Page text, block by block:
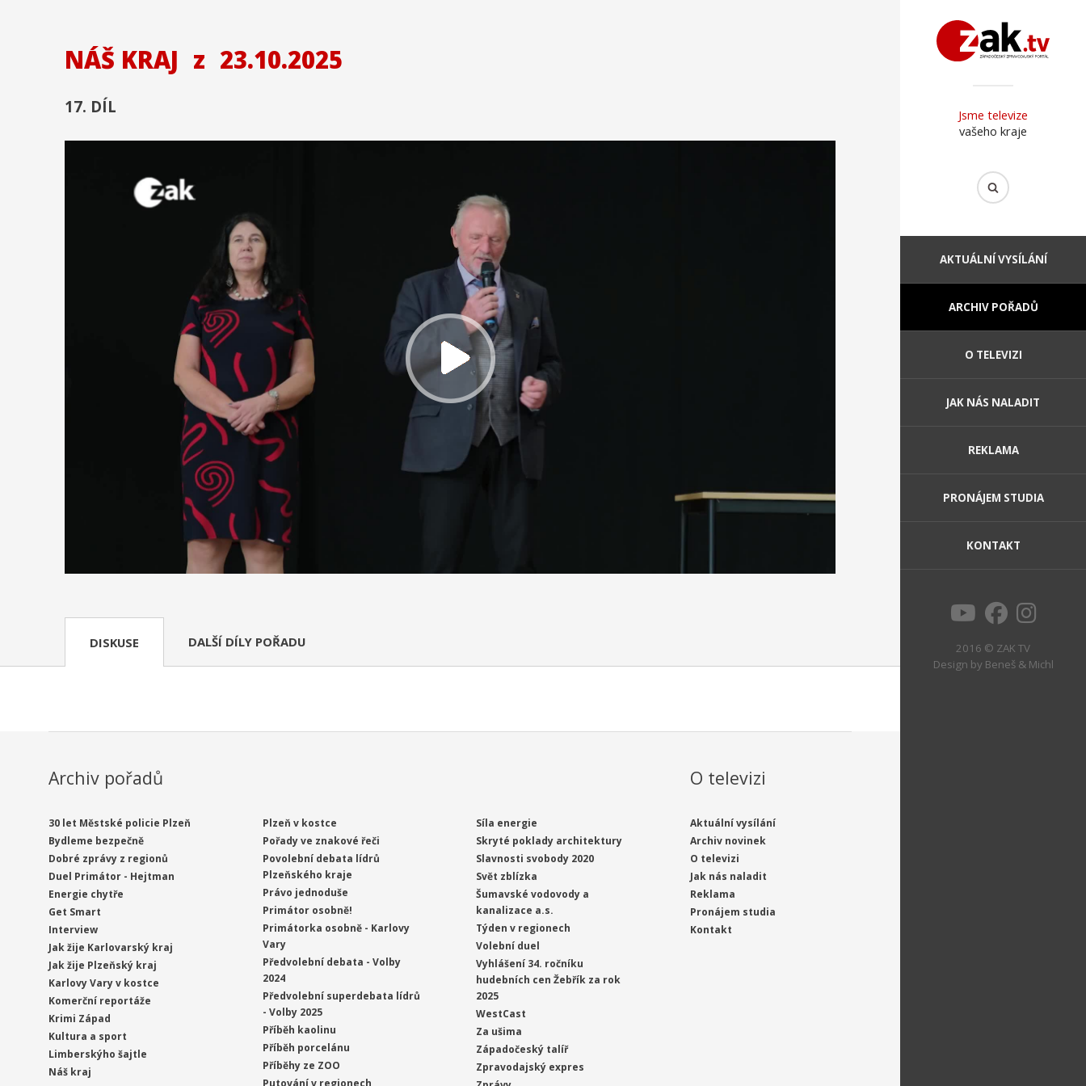
Jsme televize
vašeho kraje
AKTUÁLNÍ VYSÍLÁNÍ
ARCHIV POŘADŮ
O TELEVIZI
JAK NÁS NALADIT
REKLAMA
PRONÁJEM STUDIA
KONTAKT
2016 © ZAK TV
Design by Beneš & Michl
NÁŠ KRAJ z 23.10.2025
17. DÍL
DISKUSE DALŠÍ DÍLY POŘADU
Archiv pořadů
30 let Městské policie Plzeň
Bydleme bezpečně
Dobré zprávy z regionů
Duel Primátor - Hejtman
Energie chytře
Get Smart
Interview
Jak žije Karlovarský kraj
Jak žije Plzeňský kraj
Karlovy Vary v kostce
Komerční reportáže
Krimi Západ
Kultura a sport
Limberskýho šajtle
Náš kraj
Plzeň v kostce
Pořady ve znakové řeči
Povolební debata lídrů
Plzeňského kraje
Právo jednoduše
Primátor osobně!
Primátorka osobně - Karlovy
Vary
Předvolební debata - Volby
2024
Předvolební superdebata lídrů
- Volby 2025
Příběh kaolinu
Příběh porcelánu
Příběhy ze ZOO
Síla energie
Skryté poklady architektury
Slavnosti svobody 2020
Svět zblízka
Šumavské vodovody a
kanalizace a.s.
Týden v regionech
Volební duel
Vyhlášení 34. ročníku
hudebních cen Žebřík za rok
2025
WestCast
Za ušima
Západočeský talíř
Zpravodajský expres
O televizi
Aktuální vysílání
Archiv novinek
O televizi
Jak nás naladit
Reklama
Pronájem studia
Kontakt